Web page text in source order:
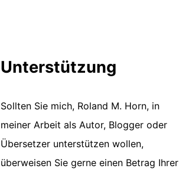
Unterstützung
Sollten Sie mich, Roland M. Horn, in
meiner Arbeit als Autor, Blogger oder
Übersetzer unterstützen wollen,
überweisen Sie gerne einen Betrag Ihrer